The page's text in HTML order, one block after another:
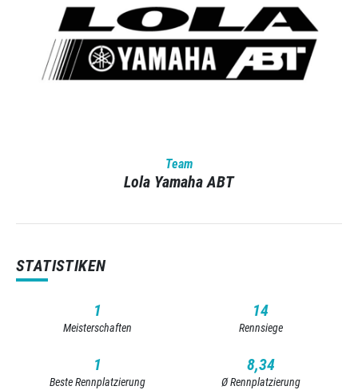
Team
Lola Yamaha ABT
STATISTIKEN
1
Meisterschaften
14
Rennsiege
1
Beste Rennplatzierung
8,34
Ø Rennplatzierung